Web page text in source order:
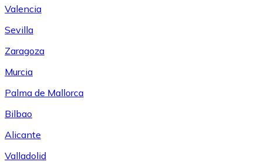
Valencia
Sevilla
Zaragoza
Murcia
Palma de Mallorca
Bilbao
Alicante
Valladolid